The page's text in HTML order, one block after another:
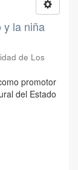
y la niña
de Los
promotor
del Estado